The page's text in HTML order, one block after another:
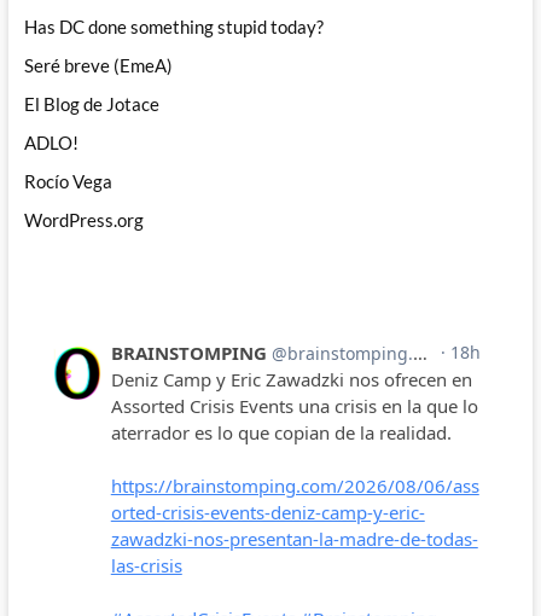
Has DC done something stupid today?
Seré breve (EmeA)
El Blog de Jotace
ADLO!
Rocío Vega
WordPress.org